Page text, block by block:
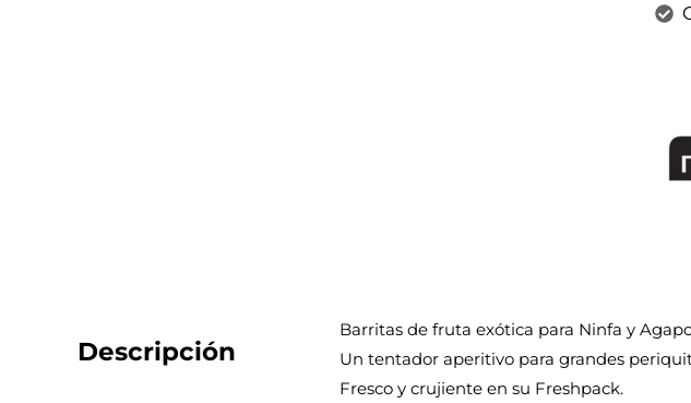
Descripción
Barritas de fruta exótica para Ninfa y
Un tentador aperitivo para grandes
Fresco y crujiente en su Freshpack.